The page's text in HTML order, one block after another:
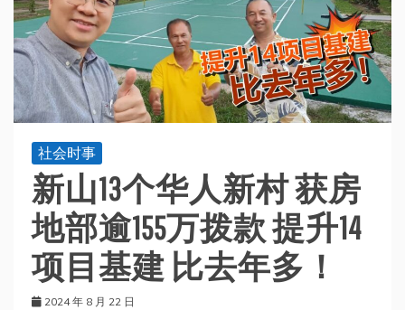
社会时事
新山13个华人新村 获房
地部逾155万拨款 提升14
项目基建 比去年多！
2024 年 8 月 22 日